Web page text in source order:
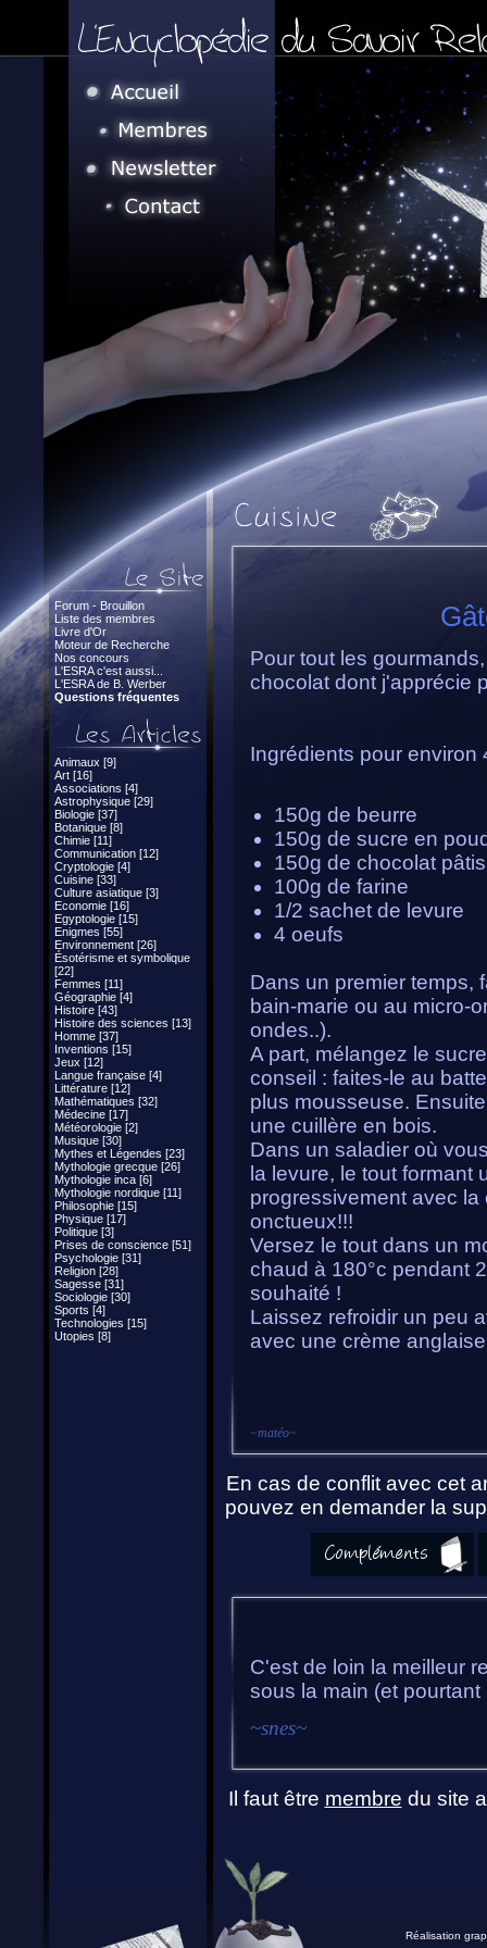
Forum - Brouillon
Liste des membres
Livre d'Or
Moteur de Recherche
Nos concours
L'ESRA c'est aussi...
L'ESRA de B. Werber
Questions fréquentes
Animaux [9]
Art [16]
Associations [4]
Astrophysique [29]
Biologie [37]
Botanique [8]
Chimie [11]
Communication [12]
Cryptologie [4]
Cuisine [33]
Culture asiatique [3]
Economie [16]
Egyptologie [15]
Enigmes [55]
Environnement [26]
Ésotérisme et symbolique
[22]
Femmes [11]
Géographie [4]
Histoire [43]
Histoire des sciences [13]
Homme [37]
Inventions [15]
Jeux [12]
Langue française [4]
Littérature [12]
Mathématiques [32]
Médecine [17]
Météorologie [2]
Musique [30]
Mythes et Légendes [23]
Mythologie grecque [26]
Mythologie inca [6]
Mythologie nordique [11]
Philosophie [15]
Physique [17]
Politique [3]
Prises de conscience [51]
Psychologie [31]
Religion [28]
Sagesse [31]
Sociologie [30]
Sports [4]
Technologies [15]
Utopies [8]
Pour tout les
chocolat dont j'apprécie
Ingrédients pour environ
150g de beurre
150g de sucre en
150g de chocolat
100g de farine
1/2 sachet de levure
4 oeufs
Dans un premier temps,
bain-marie ou au micro-
ondes..).
A part, mélangez le
conseil : faites-le au
plus mousseuse.
une cuillère en bois.
Dans un saladier où
la levure, le tout formant
progressivement avec
onctueux!!!
Versez le tout dans un
chaud à 180°c pendant
souhaité !
Laissez refroidir un peu
avec une crème
~matéo~
En cas de conflit avec cet
pouvez en demander la
C'est de loin la meilleur
sous la main (et
~snes~
Il faut être membre du site
Réalisation